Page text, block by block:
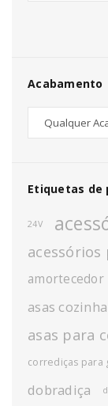
Acabamento
Etiquetas de
24V
amortecedor
asas
asas para
corrediças para
dobradiça